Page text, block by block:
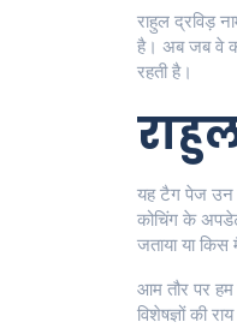
राहुल द्रविड़
है। अब जब वे
रहती है।
यह टैग पेज उन
कोचिंग के
जताया या
आम तौर पर हम
विशेषज्ञों की